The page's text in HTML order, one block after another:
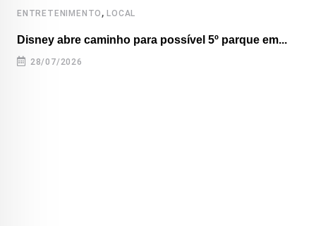
ENTRETENIMENTO ,LOCAL
Disney abre caminho para possível 5º parque em...
28/07/2026